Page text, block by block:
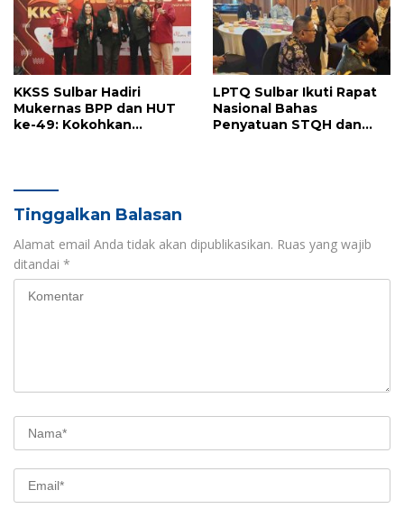
KKSS Sulbar Hadiri
Mukernas BPP dan HUT
ke-49: Kokohkan
LPTQ Sulbar Ikuti Rapat
Nasional Bahas
Penyatuan STQH dan
Tinggalkan Balasan
Alamat email Anda tidak akan dipublikasikan. Ruas yang wajib
ditandai *